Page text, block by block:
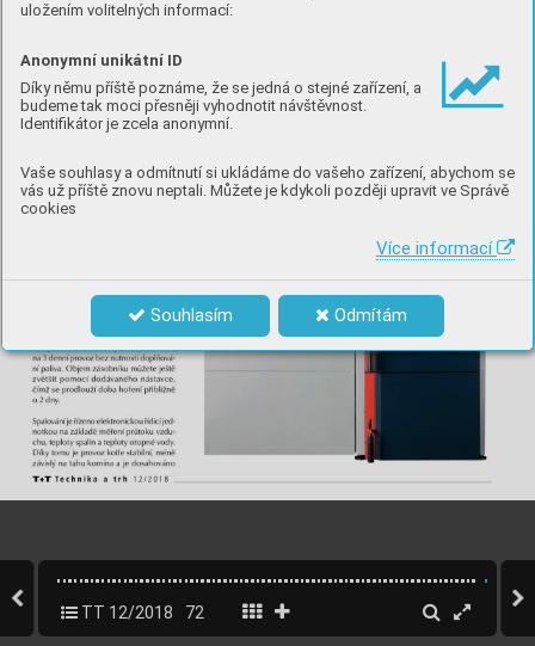
uložením volitelných informací:
Anonymní unikátní ID
Díky němu příště poznáme, že se jedná o stejné zařízení, a
budeme tak moci přesněji vyhodnotit návštěvnost.
Identifikátor je zcela anonymní.
Vaše souhlasy a odmítnutí si ukládáme do vašeho zařízení, abychom se
vás už příště znovu neptali. Můžete je kdykoli později upravit ve Správě
cookies
Více informací
Souhlasím Odmítám
TT 12/2018 72